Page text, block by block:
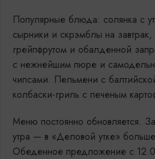
Популярные блюда: солянка с
сырники и скрэмблы на
грейпфрутом и обалденной
с нежнейшим пюре и
чипсами. Пельмени с
колбаски-гриль с печеным
Меню постоянно обновляется.
утра — в «Деловой утке»
Обеденное предложение с